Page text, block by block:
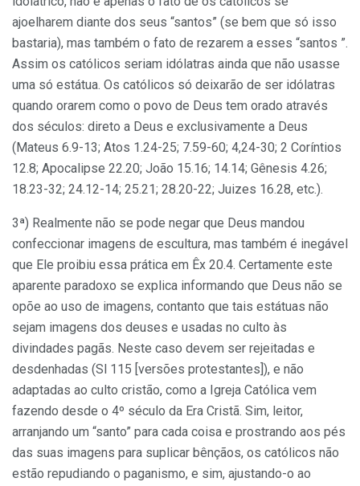
ajoelharem diante dos seus “santos” (se bem que só isso
bastaria), mas também o fato de rezarem a esses “santos ”.
Assim os católicos seriam idólatras ainda que não usasse
uma só estátua. Os católicos só deixarão de ser idólatras
quando orarem como o povo de Deus tem orado através
dos séculos: direto a Deus e exclusivamente a Deus
(Mateus 6.9-13; Atos 1.24-25; 7.59-60; 4,24-30; 2 Coríntios
12.8; Apocalipse 22.20; João 15.16; 14.14; Gênesis 4.26;
18.23-32; 24.12-14; 25.21; 28.20-22; Juizes 16.28, etc.).
3ª) Realmente não se pode negar que Deus mandou
confeccionar imagens de escultura, mas também é inegável
que Ele proibiu essa prática em Êx 20.4. Certamente este
aparente paradoxo se explica informando que Deus não se
opõe ao uso de imagens, contanto que tais estátuas não
sejam imagens dos deuses e usadas no culto às
divindades pagãs. Neste caso devem ser rejeitadas e
desdenhadas (Sl 115 [versões protestantes]), e não
adaptadas ao culto cristão, como a Igreja Católica vem
fazendo desde o 4º século da Era Cristã. Sim, leitor,
arranjando um “santo” para cada coisa e prostrando aos pés
das suas imagens para suplicar bênçãos, os católicos não
estão repudiando o paganismo, e sim, ajustando-o ao